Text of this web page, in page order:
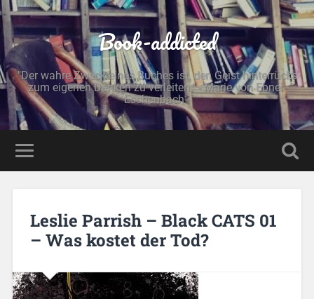
Book-addicted
"Der wahre Zweck eines Buches ist, den Geist hinterrücks
zum eigenen Denken zu verleiten." - Marie von Ebner-
Eschenbach -
Leslie Parrish – Black CATS 01
– Was kostet der Tod?